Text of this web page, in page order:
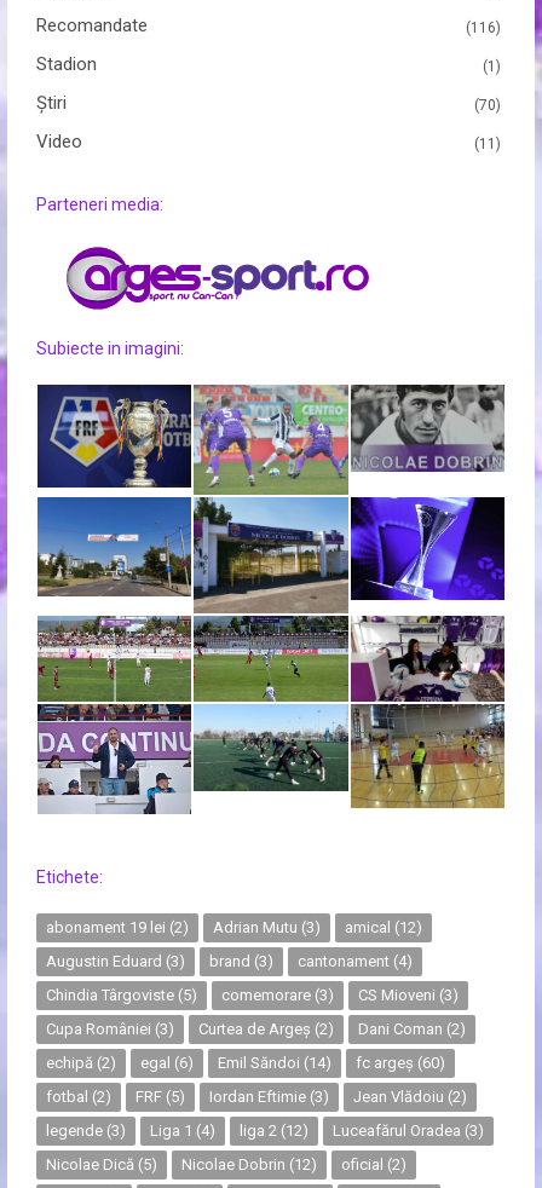
Recomandate (116)
Stadion (1)
Ştiri (70)
Video (11)
Parteneri media:
Subiecte in imagini:
Etichete:
abonament 19 lei (2) Adrian Mutu (3) amical (12)
Augustin Eduard (3) brand (3) cantonament(4)
Chindia Târgoviste(5) comemorare(3) CS Mioveni (3)
Cupa României (3) Curtea de Argeș (2) Dani Coman (2)
echipă(2) egal (6) Emil Săndoi (14) fc argeș (60)
fotbal (2) FRF(5) Iordan Eftimie(3) Jean Vlădoiu (2)
legende(3) Liga 1 (4) liga 2(12) Luceafărul Oradea (3)
Nicolae Dică(5) Nicolae Dobrin (12) oficial (2)